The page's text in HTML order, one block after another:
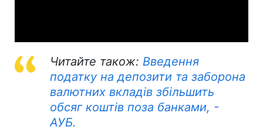
Читайте також: Введення
податку на депозити та заборона
валютних вкладів збільшить
обсяг коштів поза банками, -
АУБ.